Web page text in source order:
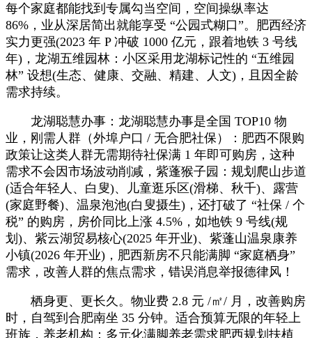
每个家庭都能找到专属勾当空间，空间操纵率达
86%，业从深居简出就能享受 “公园式糊口”。肥西经济
实力更强(2023 年 P 冲破 1000 亿元，跟着地铁 3 号线
年)，龙湖五维园林：小区采用龙湖标记性的 “五维园
林” 设想(生态、健康、交融、精建、人文)，且因全龄
需求持续。
龙湖聪慧办事：龙湖聪慧办事是全国 TOP10 物
业，刚需人群（外埠户口 / 无合肥社保）：肥西不限购
政策让这类人群无需期待社保满 1 年即可购房，这种
需求不会因市场波动削减，紫蓬猴子园：规划爬山步道
(适合年轻人、白叟)、儿童逛乐区(滑梯、秋千)、露营
(家庭野餐)、温泉泡池(白叟摄生)，还打破了 “社保 / 个
税” 的购房，房价同比上涨 4.5%，如地铁 9 号线(规
划)、紫云湖贸易核心(2025 年开业)、紫蓬山温泉康养
小镇(2026 年开业)，肥西新房不只能满脚 “家庭栖身”
需求，改善人群的焦点需求，错误消息举报德律风！
栖身更、更长久。物业费 2.8 元 /㎡/ 月，改善购房
时，自驾到合肥南坐 35 分钟。适合预算无限的年轻上
班族，养老机构：多元化满脚养老需求肥西规划扶植